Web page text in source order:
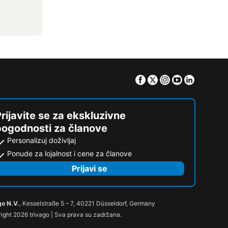
Facebook
TwitterInstagram
Youtube
se za ekskluzivne
za članove
Personalizuj doživljaj
Ponude za lojalnost i cene za članove
Prijavi se
N.V., Kesselstraße 5 – 7, 40221 Düsseldorf, Germany
2026 trivago | Sva prava su zadržana.